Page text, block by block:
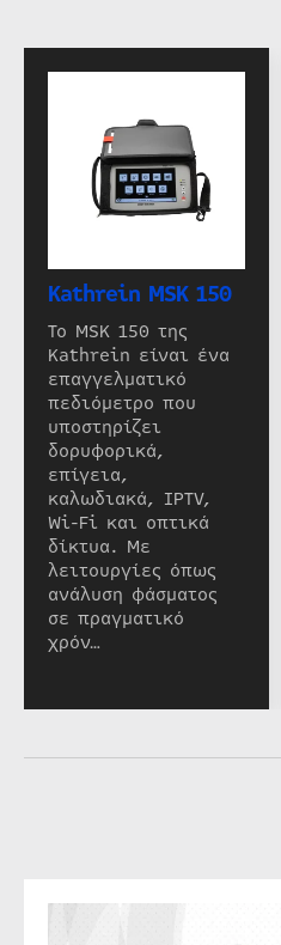
Kathrein MSK 150
Το MSK 150 της
Kathrein είναι ένα
επαγγελματικό
πεδιόμετρο που
υποστηρίζει
δορυφορικά,
επίγεια,
καλωδιακά, IPTV,
Wi-Fi και οπτικά
δίκτυα. Με
λειτουργίες όπως
ανάλυση φάσματος
σε πραγματικό
χρόν…